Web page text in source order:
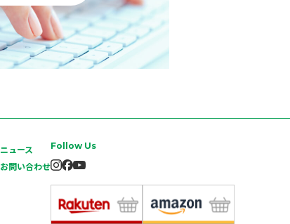
ニュース
お問い合わせ
Follow Us